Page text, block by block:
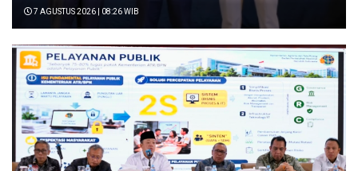
7 AGUSTUS 2026 | 08:26 WIB